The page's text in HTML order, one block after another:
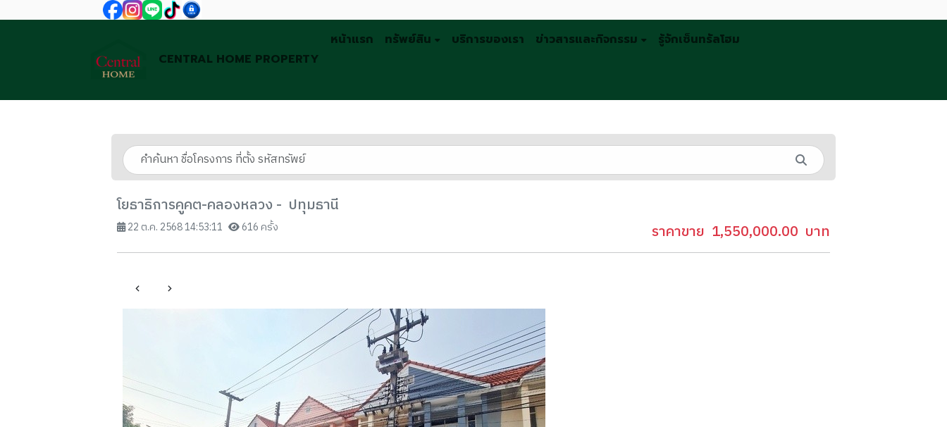
CENTRAL HOME PROPERTY
หน้าแรก ทรัพย์สิน บริการของเรา ข่าวสารและกิจกรรม รู้จักเซ็นทรัลโฮม
โยธาธิการคูคต-คลองหลวง - ปทุมธานี
22 ต.ค. 2568 14:53:11 616 ครั้ง ราคาขาย 1,550,000.00 บาท